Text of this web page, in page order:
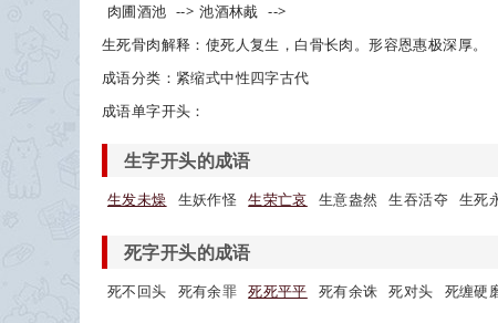
肉圃酒池 --> 池酒林胾 -->
生死骨肉解释：使死人复生，白骨长肉。形容恩惠极深厚。
成语分类：紧缩式中性四字古代
成语单字开头：
生字开头的成语
生发未燥 生妖作怪 生荣亡哀 生意盎然 生吞活夺 生死
死字开头的成语
死不回头 死有余罪 死死平平 死有余诛 死对头 死缠硬